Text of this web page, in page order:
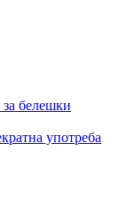
белешки
употреба